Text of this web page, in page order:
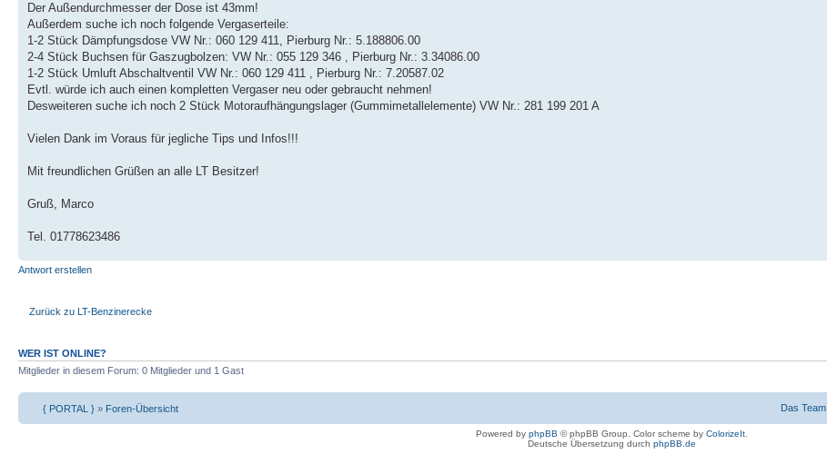
Der Außendurchmesser der Dose ist 43mm!
Außerdem suche ich noch folgende Vergaserteile:
1-2 Stück Dämpfungsdose VW Nr.: 060 129 411, Pierburg Nr.: 5.188806.00
2-4 Stück Buchsen für Gaszugbolzen: VW Nr.: 055 129 346 , Pierburg Nr.: 3.34086.00
1-2 Stück Umluft Abschaltventil VW Nr.: 060 129 411 , Pierburg Nr.: 7.20587.02
Evtl. würde ich auch einen kompletten Vergaser neu oder gebraucht nehmen!
Desweiteren suche ich noch 2 Stück Motoraufhängungslager (Gummimetallelemente) VW Nr.: 281 199 201 A
Vielen Dank im Voraus für jegliche Tips und Infos!!!
Mit freundlichen Grüßen an alle LT Besitzer!
Gruß, Marco
Tel. 01778623486
Antwort erstellen
Zurück zu LT-Benzinerecke
WER IST ONLINE?
Mitglieder in diesem Forum: 0 Mitglieder und 1 Gast
{ PORTAL } » Foren-Übersicht Das Team
Powered by phpBB © phpBB Group. Color scheme by ColorizeIt.
Deutsche Übersetzung durch phpBB.de